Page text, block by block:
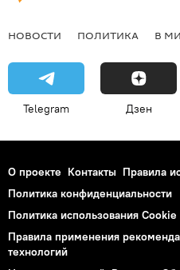
НОВОСТИ ПОЛИТИКА В
Telegram Дзен
О проекте Контакты Правила
Политика конфиденциальности
Политика использования Cookie
Правила применения
технологий